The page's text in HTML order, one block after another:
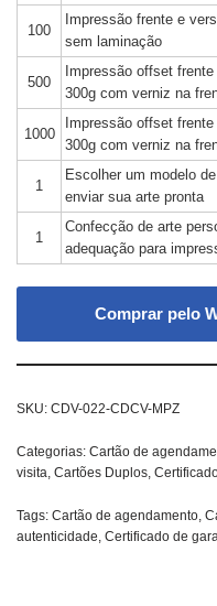
100
Impressão frente e
sem laminação
500
Impressão offset
300g com verniz na
1000
Impressão offset
300g com verniz na
1
Escolher um modelo
enviar sua arte pronta
1
Confecção de arte
adequação para
Comprar pelo
SKU: CDV-022-CDCV-MPZ
Categorias: Cartão de
visita, Cartões Duplos,
Tags: Cartão de agendamento,
autenticidade, Certificado de